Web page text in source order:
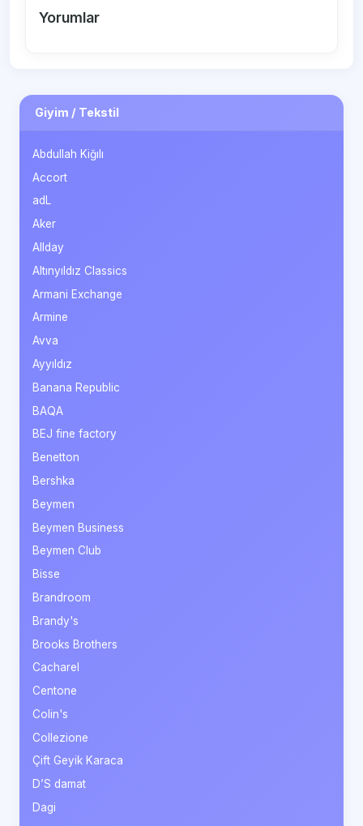
Yorumlar
Giyim / Tekstil
Abdullah Kiğılı
Accort
adL
Aker
Allday
Altınyıldız Classics
Armani Exchange
Armine
Avva
Ayyıldız
Banana Republic
BAQA
BEJ fine factory
Benetton
Bershka
Beymen
Beymen Business
Beymen Club
Bisse
Brandroom
Brandy's
Brooks Brothers
Cacharel
Centone
Colin's
Collezione
Çift Geyik Karaca
D’S damat
Dagi